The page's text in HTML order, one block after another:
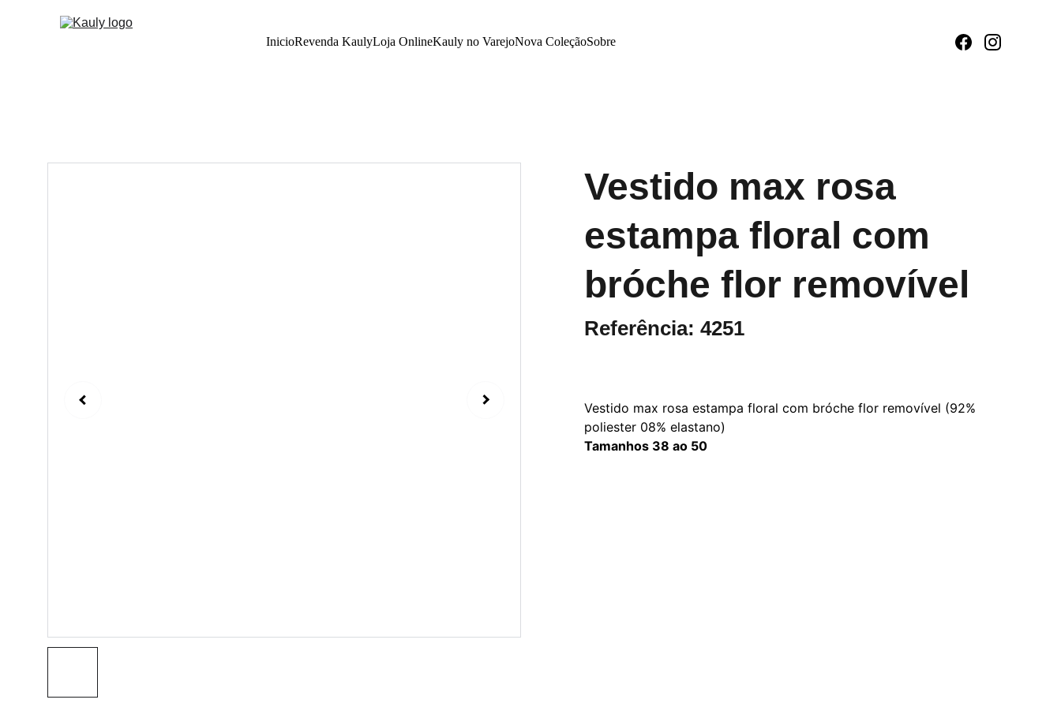
InicioRevenda KaulyLoja OnlineKauly no VarejoNova ColeçãoSobre
Vestido max rosa
estampa floral com
bróche flor removível
Referência: 4251
Vestido max rosa estampa floral com bróche flor removível (92%
poliester 08% elastano)
Tamanhos 38 ao 50